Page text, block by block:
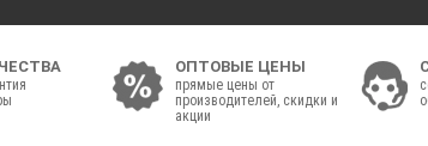
ОПТОВЫЕ ЦЕНЫ
прямые цены от
производителей, скидки и
акции